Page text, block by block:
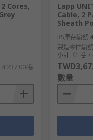
Cores,
卷
Lapp
Cable, 2
Sheath
RS庫存編號
製造零件編號
小計（1 卷，
數量